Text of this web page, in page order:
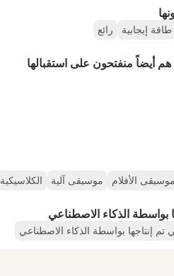
طاقة إيجابية رائع
أيضاً منفتحون على استقبالها
موسيقى الأفلام موسيقى آلية
بواسطة الذكاء الاصطناعي
تم إنتاجها بواسطة الذكاء الاصطناعي